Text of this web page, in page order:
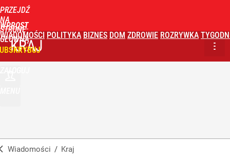
PRZEJDŹ
NA
STRONĘ
GŁÓWNĄ
WPROST
WIADOMOŚCI POLITYKA BIZNES DOM ZDROWIE ROZRYWKA
KRAJ
Wiadomości / Kraj